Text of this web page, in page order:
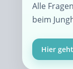
Alle
beim
Hier